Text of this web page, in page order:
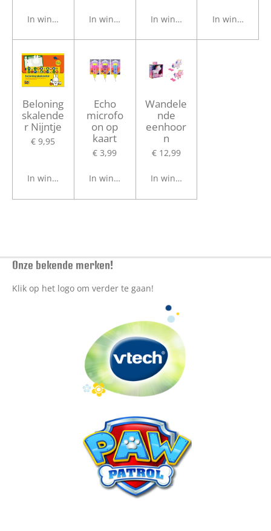
In winkelwagenIn winkelwagenIn winkelwagenIn
Beloning
skalende
r Nijntje
€ 9,95
In winkelwagen
Echo
microfo
on op
kaart
€ 3,99
In winkelwagen
Wandele
nde
eenhoor
n
€ 12,99
In winkelwagen
Onze bekende merken!
Klik op het logo om verder te gaan!